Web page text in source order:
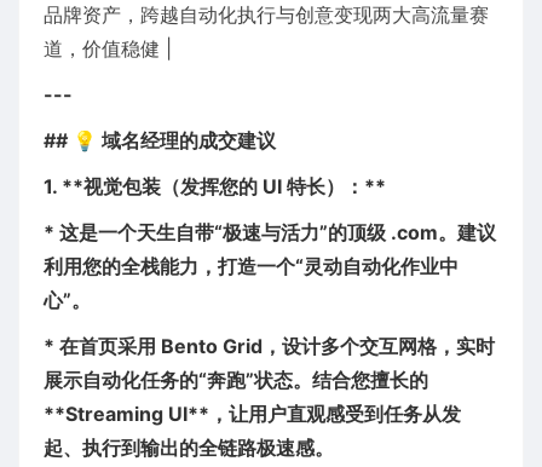
品牌资产，跨越自动化执行与创意变现两大高流量赛
道，价值稳健 |
---
## 💡 域名经理的成交建议
1. **视觉包装（发挥您的 UI 特长）：**
* 这是一个天生自带“极速与活力”的顶级 .com。建议
利用您的全栈能力，打造一个“灵动自动化作业中
心”。
* 在首页采用 Bento Grid，设计多个交互网格，实时
展示自动化任务的“奔跑”状态。结合您擅长的
**Streaming UI**，让用户直观感受到任务从发
起、执行到输出的全链路极速感。